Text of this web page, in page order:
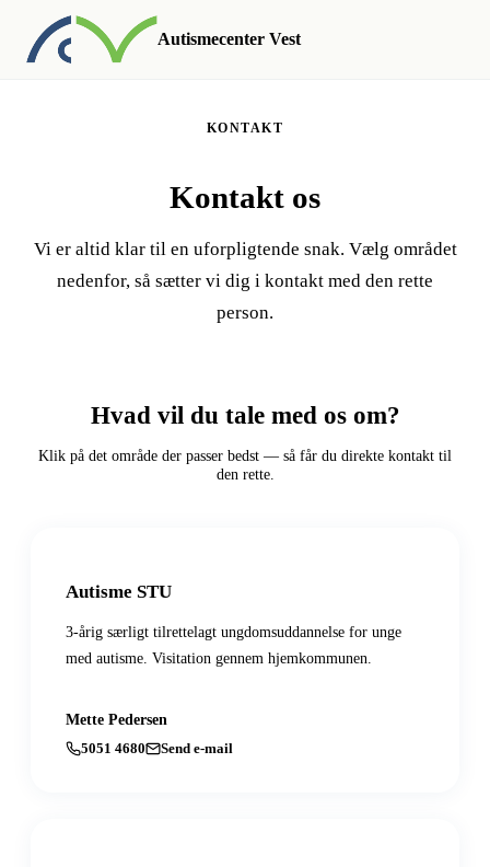
Autismecenter Vest
KONTAKT
Kontakt os
Vi er altid klar til en uforpligtende snak. Vælg området
nedenfor, så sætter vi dig i kontakt med den rette
person.
Hvad vil du tale med os om?
Klik på det område der passer bedst — så får du direkte kontakt til
den rette.
Autisme STU
3-årig særligt tilrettelagt ungdomsuddannelse for unge
med autisme. Visitation gennem hjemkommunen.
Mette Pedersen
5051 4680 Send e-mail